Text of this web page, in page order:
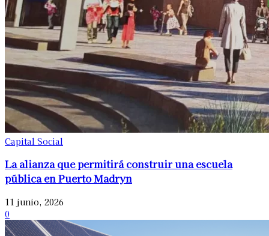
Capital Social
La alianza que permitirá construir una escuela
pública en Puerto Madryn
11 junio, 2026
0